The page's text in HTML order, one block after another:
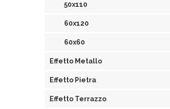
50x110
60x120
60x60
Effetto Metallo
Effetto Pietra
Effetto Terrazzo